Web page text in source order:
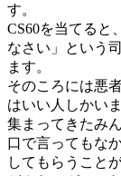
す。
CS60を当てると
なさい」という
ます。
そのころには悪
はいい人しかいま
集まってきたみ
口で言ってもな
してもらうこと